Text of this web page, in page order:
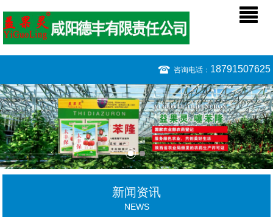
咨询电话： 18791507625
新闻资讯
NEWS